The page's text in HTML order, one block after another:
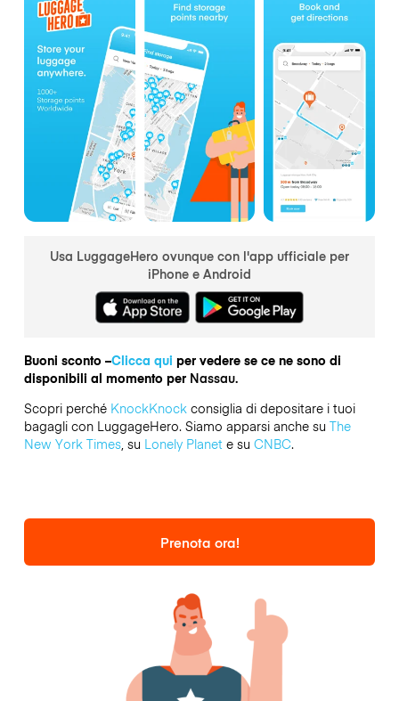
Usa LuggageHero ovunque con l'app ufficiale per
iPhone e Android
Buoni sconto –Clicca qui per vedere se ce ne sono di
disponibili al momento per Nassau.
Scopri perché KnockKnockconsiglia di depositare i tuoi
bagagli con LuggageHero. Siamo apparsi anche su The
New York Times, su Lonely Planete su CNBC.
Prenota ora!